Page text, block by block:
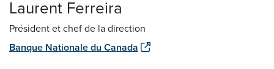
Laurent Ferreira
Président et chef de la direction
Banque Nationale du Canada